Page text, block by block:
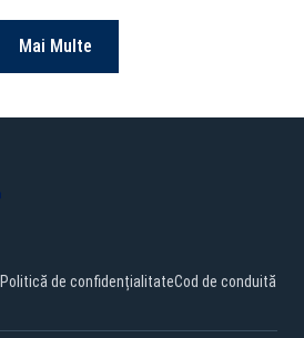
Mai Multe
Politică de confidențialitateCod de conduită